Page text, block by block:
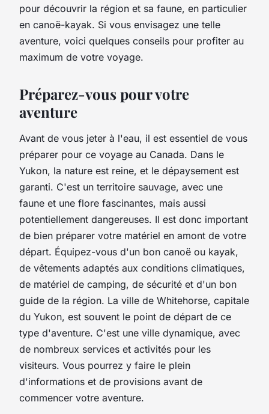
pour découvrir la région et sa faune, en particulier
en canoë-kayak. Si vous envisagez une telle
aventure, voici quelques conseils pour profiter au
maximum de votre voyage.
Préparez-vous pour votre
aventure
Avant de vous jeter à l'eau, il est essentiel de vous
préparer pour ce voyage au Canada. Dans le
Yukon, la nature est reine, et le dépaysement est
garanti. C'est un territoire sauvage, avec une
faune et une flore fascinantes, mais aussi
potentiellement dangereuses. Il est donc important
de bien préparer votre matériel en amont de votre
départ. Équipez-vous d'un bon canoë ou kayak,
de vêtements adaptés aux conditions climatiques,
de matériel de camping, de sécurité et d'un bon
guide de la région. La ville de Whitehorse, capitale
du Yukon, est souvent le point de départ de ce
type d'aventure. C'est une ville dynamique, avec
de nombreux services et activités pour les
visiteurs. Vous pourrez y faire le plein
d'informations et de provisions avant de
commencer votre aventure.